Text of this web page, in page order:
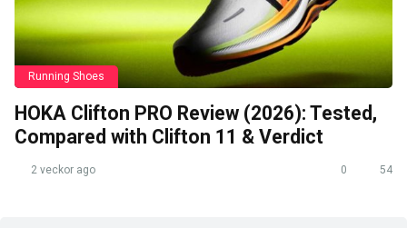
Running Shoes
HOKA Clifton PRO Review (2026): Tested,
Compared with Clifton 11 & Verdict
2 veckor ago 0 54